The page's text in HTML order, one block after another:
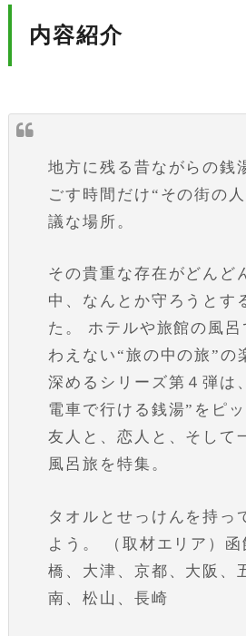
内容紹介
地方に残る昔ながらの銭
ごす時間だけ“その街の
議な場所。
その貴重な存在がどんど
中、なんとか守ろうとす
た。 ホテルや旅館の風
わえない“旅の中の旅”の
深めるシリーズ第４弾は
電車で行ける銭湯”をピッ
友人と、恋人と、そして
風呂旅を特集。
タオルとせっけんを持っ
よう。 （取材エリア）
橋、大津、京都、大阪、
南、松山、長崎